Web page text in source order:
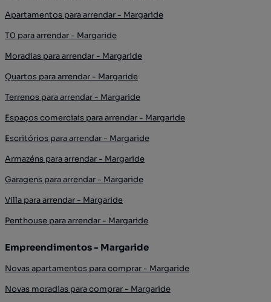
Apartamentos para arrendar - Margaride
T0 para arrendar - Margaride
Moradias para arrendar - Margaride
Quartos para arrendar - Margaride
Terrenos para arrendar - Margaride
Espaços comerciais para arrendar - Margaride
Escritórios para arrendar - Margaride
Armazéns para arrendar - Margaride
Garagens para arrendar - Margaride
Villa para arrendar - Margaride
Penthouse para arrendar - Margaride
Empreendimentos - Margaride
Novas apartamentos para comprar - Margaride
Novas moradias para comprar - Margaride